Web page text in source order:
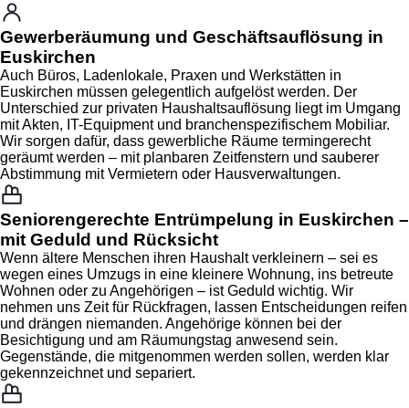
Gewerberäumung und Geschäftsauflösung in
Euskirchen
Auch Büros, Ladenlokale, Praxen und Werkstätten in
Euskirchen müssen gelegentlich aufgelöst werden. Der
Unterschied zur privaten Haushaltsauflösung liegt im Umgang
mit Akten, IT-Equipment und branchenspezifischem Mobiliar.
Wir sorgen dafür, dass gewerbliche Räume termingerecht
geräumt werden – mit planbaren Zeitfenstern und sauberer
Abstimmung mit Vermietern oder Hausverwaltungen.
Seniorengerechte Entrümpelung in Euskirchen –
mit Geduld und Rücksicht
Wenn ältere Menschen ihren Haushalt verkleinern – sei es
wegen eines Umzugs in eine kleinere Wohnung, ins betreute
Wohnen oder zu Angehörigen – ist Geduld wichtig. Wir
nehmen uns Zeit für Rückfragen, lassen Entscheidungen reifen
und drängen niemanden. Angehörige können bei der
Besichtigung und am Räumungstag anwesend sein.
Gegenstände, die mitgenommen werden sollen, werden klar
gekennzeichnet und separiert.